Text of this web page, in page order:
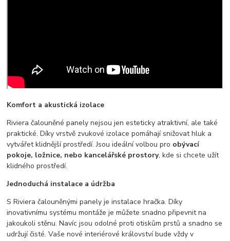
Komfort a akustická izolace
Riviera čalouněné panely nejsou jen esteticky atraktivní, ale také
praktické. Díky vrstvě zvukové izolace pomáhají snižovat hluk a
vytvářet klidnější prostředí. Jsou ideální volbou pro obývací
pokoje, ložnice, nebo kancelářské prostory, kde si chcete užít
klidného prostředí.
Jednoduchá instalace a údržba
S Riviera čalouněnými panely je instalace hračka. Díky
inovativnímu systému montáže je můžete snadno připevnit na
jakoukoli stěnu. Navíc jsou odolné proti otiskům prstů a snadno se
udržují čisté. Vaše nové interiérové království bude vždy v